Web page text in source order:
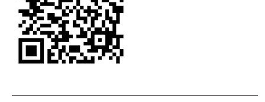
━━━━━━━━━━━━━━━━━━━━━━━━━━